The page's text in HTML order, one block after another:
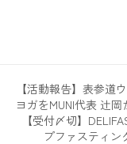
【活動報告】表参道
ヨガをMUNI代表 辻
【受付〆切】
プファスティ